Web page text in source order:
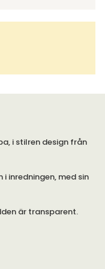
i stilren design från
i inredningen, med sin
är transparent.